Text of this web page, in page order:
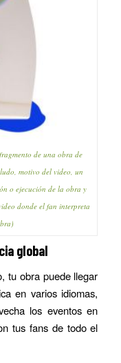
de una obra de
motivo del video, un
o ejecución de la obra y
donde el fan interpreta
global
tu obra puede llegar
en varios idiomas,
los eventos en
tus fans de todo el